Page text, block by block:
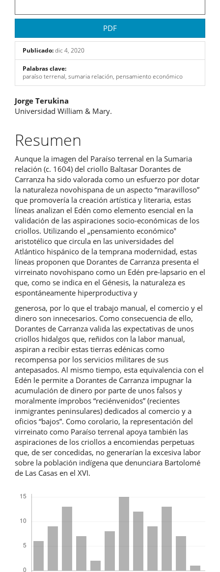
PDF
Publicado:dic 4, 2020
Palabras clave:
paraíso terrenal, sumaria relación, pensamiento económico
Contenido
principal
del
artículo
Jorge Terukina
Universidad William & Mary.
Resumen
Aunque la imagen del Paraíso terrenal en la Sumaria
relación (c. 1604) del criollo Baltasar Dorantes de
Carranza ha sido valorada como un esfuerzo por dotar
la naturaleza novohispana de un aspecto “maravilloso”
que promovería la creación artística y literaria, estas
líneas analizan el Edén como elemento esencial en la
validación de las aspiraciones socio-económicas de los
criollos. Utilizando el „pensamiento económico‟
aristotélico que circula en las universidades del
Atlántico hispánico de la temprana modernidad, estas
líneas proponen que Dorantes de Carranza presenta el
virreinato novohispano como un Edén pre-lapsario en el
que, como se indica en el Génesis, la naturaleza es
espontáneamente hiperproductiva y
generosa, por lo que el trabajo manual, el comercio y el
dinero son innecesarios. Como consecuencia de ello,
Dorantes de Carranza valida las expectativas de unos
criollos hidalgos que, reñidos con la labor manual,
aspiran a recibir estas tierras edénicas como
recompensa por los servicios militares de sus
antepasados. Al mismo tiempo, esta equivalencia con el
Edén le permite a Dorantes de Carranza impugnar la
acumulación de dinero por parte de unos falsos y
moralmente ímprobos “reciénvenidos” (recientes
inmigrantes peninsulares) dedicados al comercio y a
oficios “bajos”. Como corolario, la representación del
virreinato como Paraíso terrenal apoya también las
aspiraciones de los criollos a encomiendas perpetuas
que, de ser concedidas, no generarían la excesiva labor
sobre la población indígena que denunciara Bartolomé
de Las Casas en el XVI.